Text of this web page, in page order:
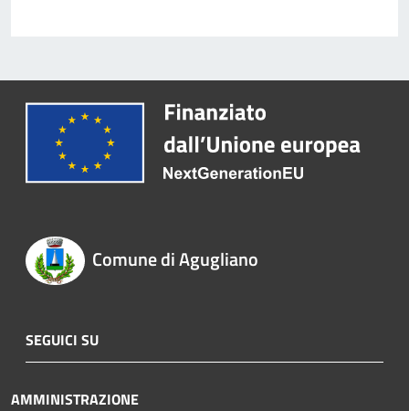
Comune di Agugliano
SEGUICI SU
AMMINISTRAZIONE